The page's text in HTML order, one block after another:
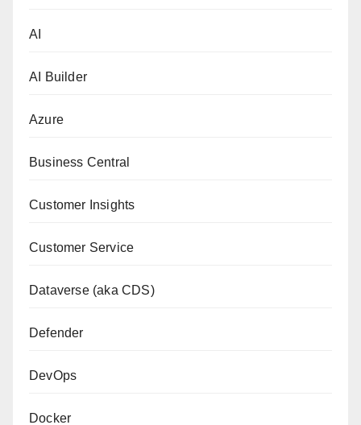
AI
AI Builder
Azure
Business Central
Customer Insights
Customer Service
Dataverse (aka CDS)
Defender
DevOps
Docker